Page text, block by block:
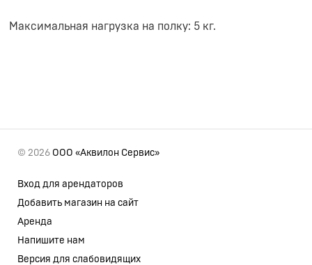
Максимальная нагрузка на полку: 5 кг.
© 2026 ООО «Аквилон Сервис»
Вход для арендаторов
Добавить магазин на сайт
Аренда
Напишите нам
Версия для слабовидящих